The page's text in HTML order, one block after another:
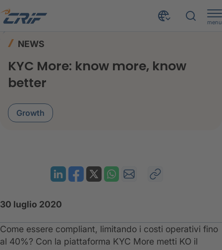
menu
KYC More: know more, know better
NEWS
KYC More: know more, know
better
Growth
30 luglio 2020
Come essere compliant, limitando i costi operativi fino
al 40%? Con la piattaforma KYC More metti KO il